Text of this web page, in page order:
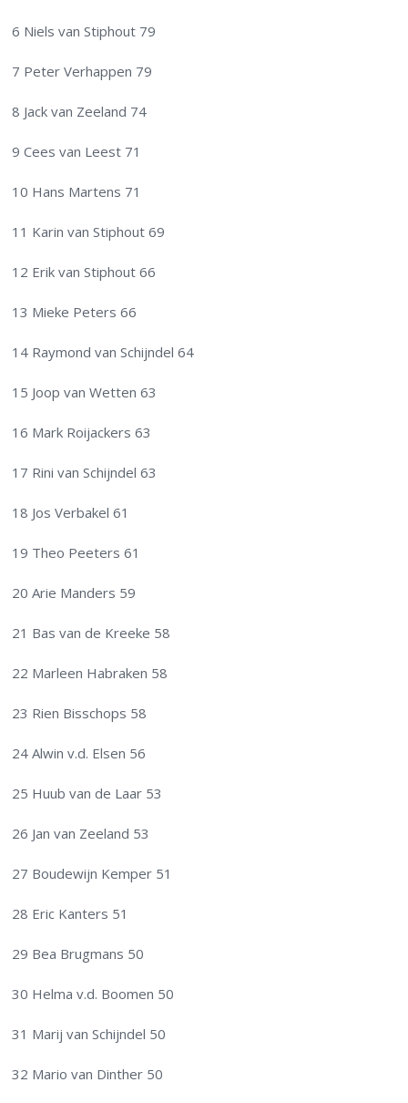
6 Niels van Stiphout 79
7 Peter Verhappen 79
8 Jack van Zeeland 74
9 Cees van Leest 71
10 Hans Martens 71
11 Karin van Stiphout 69
12 Erik van Stiphout 66
13 Mieke Peters 66
14 Raymond van Schijndel 64
15 Joop van Wetten 63
16 Mark Roijackers 63
17 Rini van Schijndel 63
18 Jos Verbakel 61
19 Theo Peeters 61
20 Arie Manders 59
21 Bas van de Kreeke 58
22 Marleen Habraken 58
23 Rien Bisschops 58
24 Alwin v.d. Elsen 56
25 Huub van de Laar 53
26 Jan van Zeeland 53
27 Boudewijn Kemper 51
28 Eric Kanters 51
29 Bea Brugmans 50
30 Helma v.d. Boomen 50
31 Marij van Schijndel 50
32 Mario van Dinther 50